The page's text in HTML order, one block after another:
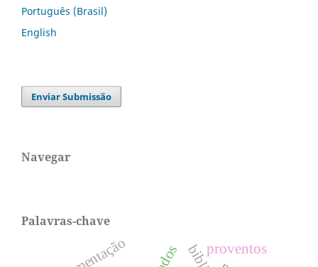
Português (Brasil)
English
Enviar Submissão
Navegar
Palavras-chave
proventos